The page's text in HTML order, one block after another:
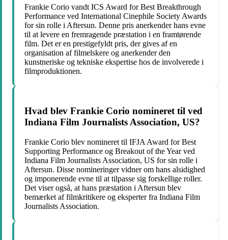
Frankie Corio vandt ICS Award for Best Breakthrough
Performance ved International Cinephile Society Awards
for sin rolle i Aftersun. Denne pris anerkender hans evne
til at levere en fremragende præstation i en framtørende
film. Det er en prestigefyldt pris, der gives af en
organisation af filmelskere og anerkender den
kunstneriske og tekniske ekspertise hos de involverede i
filmproduktionen.
Hvad blev Frankie Corio nomineret til ved
Indiana Film Journalists Association, US?
Frankie Corio blev nomineret til IFJA Award for Best
Supporting Performance og Breakout of the Year ved
Indiana Film Journalists Association, US for sin rolle i
Aftersun. Disse nomineringer vidner om hans alsidighed
og imponerende evne til at tilpasse sig forskellige roller.
Det viser også, at hans præstation i Aftersun blev
bemærket af filmkritikere og eksperter fra Indiana Film
Journalists Association.